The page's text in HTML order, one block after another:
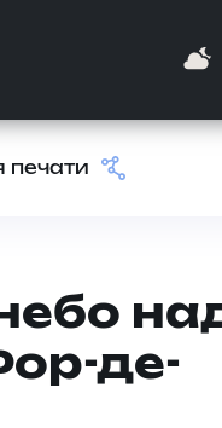
печати
де-